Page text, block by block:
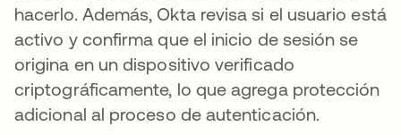
hacerlo. Además, Okta revisa si el usuario está
activo y confirma que el inicio de sesión se
origina en un dispositivo verificado
criptográficamente, lo que agrega protección
adicional al proceso de autenticación.